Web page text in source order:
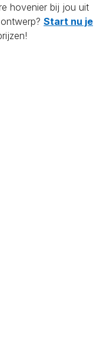
hovenier bij jou uit
Start nu je